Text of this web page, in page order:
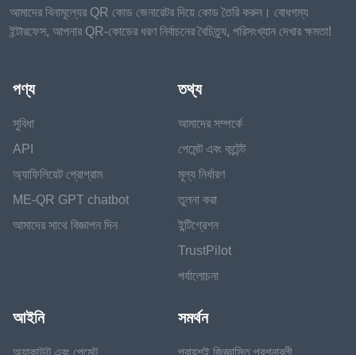
আমাদের বিনামূল্যের QR কোড জেনারেটর দিয়ে কোড তৈরি করুন। বোধগম্য
ইন্টারফেস, আপনার QR-কোডের ধরণ নির্বাচনের বৈচিত্র্য, পরিসংখ্যান দেখার ক্ষমতা!
পণ্য
সুবিধা
API
অ্যাফিলিয়েট প্রোগ্রাম
ME-QR GPT chatbot
আমাদের সাথে বিজ্ঞাপন দিন
তথ্য
আমাদের সম্পর্কে
পেমেন্ট এবং কন্টেন্ট
মূল্য নির্ধারণ
তুলনা করা
ইন্টিগ্রেশন
TrustPilot
পর্যালোচনা
আইনি
অ্যাকাউন্ট এবং পেমেন্ট
সমর্থন
প্রায়শই জিজ্ঞাসিত প্রশ্নাবলী